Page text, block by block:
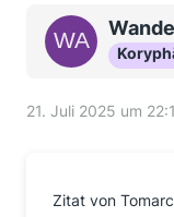
21. Juli 2025 um
Zitat von